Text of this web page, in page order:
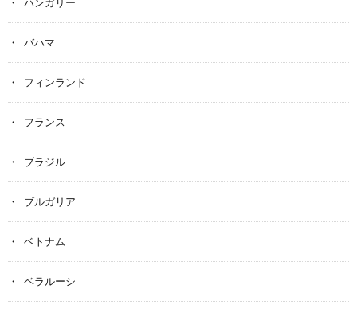
バハマ
フィンランド
フランス
ブラジル
ブルガリア
ベトナム
ベラルーシ